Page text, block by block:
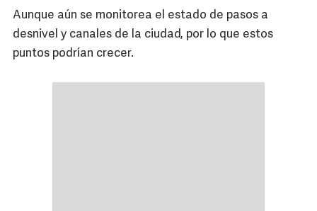
Aunque aún se monitorea el estado de pasos a
desnivel y canales de la ciudad, por lo que estos
puntos podrían crecer.